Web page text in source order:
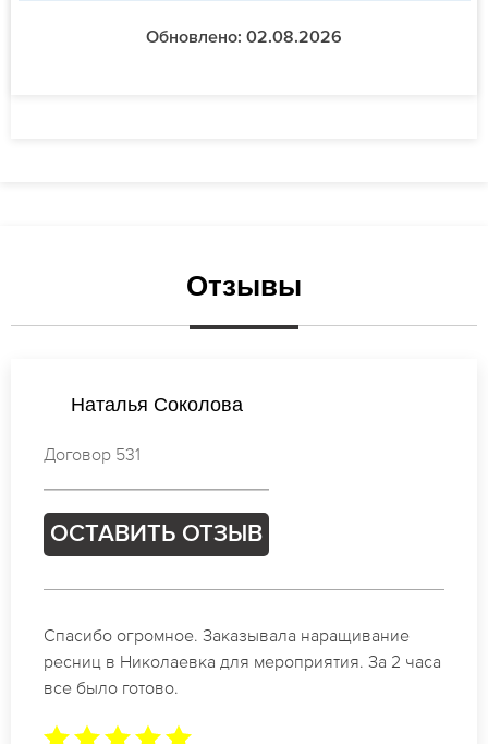
Обновлено: 02.08.2026
Отзывы
Ксения Михайлова
Договор 774
ОСТАВИТЬ ОТЗЫВ
Идеальные мастера своего дела по наращиванию
ресниц в Николаевка. Великолепный результат.
Буду обращаться еще.